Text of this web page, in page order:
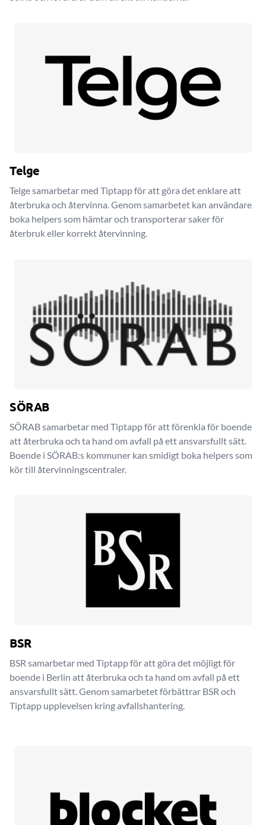
Telge
Telge samarbetar med Tiptapp för att göra det enklare att
återbruka och återvinna. Genom samarbetet kan användare
boka helpers som hämtar och transporterar saker för
återbruk eller korrekt återvinning.
SÖRAB
SÖRAB samarbetar med Tiptapp för att förenkla för boende
att återbruka och ta hand om avfall på ett ansvarsfullt sätt.
Boende i SÖRAB:s kommuner kan smidigt boka helpers som
kör till återvinningscentraler.
BSR
BSR samarbetar med Tiptapp för att göra det möjligt för
boende i Berlin att återbruka och ta hand om avfall på ett
ansvarsfullt sätt. Genom samarbetet förbättrar BSR och
Tiptapp upplevelsen kring avfallshantering.